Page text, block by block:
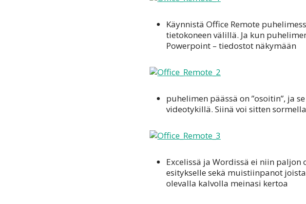
Käynnistä Office Remote
tietokoneen välillä. Ja kun
Powerpoint – tiedostot näkymään
puhelimen päässä on ”osoitin”, ja
videotykillä. Siinä voi sitten
Excelissä ja Wordissä ei niin
esitykselle sekä muistiinpanot
olevalla kalvolla meinasi kertoa